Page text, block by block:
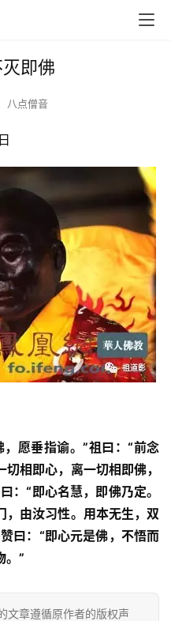
即佛
八点僧音
愿垂指谕。”祖曰：“前念
相即心，离一切相即佛，
：“即心名慧，即佛乃定。
，由汝习性。用本无生，双
曰：“即心元是佛，不悟而
。”
文章遵循原作者的版权声